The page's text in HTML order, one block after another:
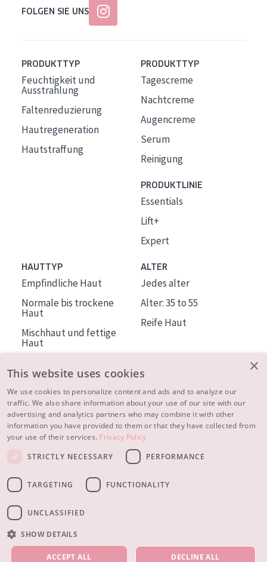
UNSERE PRODUKTE
FOLGEN SIE UNS
PRODUKTTYP
Feuchtigkeit und
Ausstrahlung
Faltenreduzierung
Hautregeneration
Hautstraffung
PRODUKTTYP
Tagescreme
Nachtcreme
Augencreme
Serum
Reinigung
PRODUKTLINIE
Essentials
Lift+
Expert
HAUTTYP
Empfindliche Haut
Normale bis trockene
Haut
Mischhaut und fettige
Haut
Haut
ALTER
Jedes alter
Alter: 35 to 55
Reife Haut
ÜBER DIADERMINE
Mehr über uns
Inspiration
×
This website uses cookies
We use cookies to personalize content and ads and to analyze our
traffic. We also share information about your use of our site with our
advertising and analytics partners who may combine it with other
information you have provided to them or that they have collected from
your use of their services. Privacy Policy
STRICTLY NECESSARY
PERFORMANCE
TARGETING FUNCTIONALITY
UNCLASSIFIED
SHOW DETAILS
ACCEPT ALL DECLINE ALL